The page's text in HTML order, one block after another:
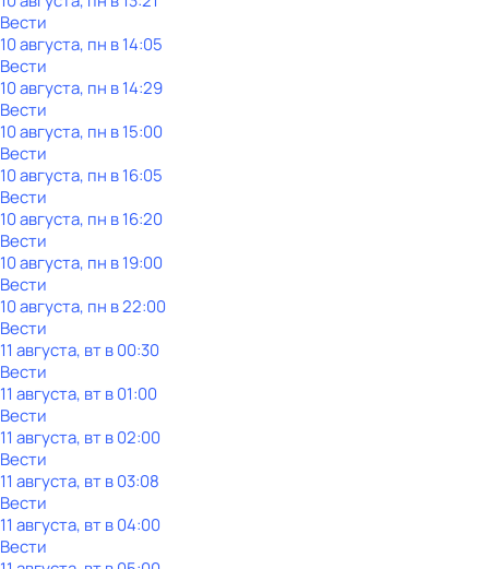
Вести
10 августа, пн в 14:05
Вести
10 августа, пн в 14:29
Вести
10 августа, пн в 15:00
Вести
10 августа, пн в 16:05
Вести
10 августа, пн в 16:20
Вести
10 августа, пн в 19:00
Вести
10 августа, пн в 22:00
Вести
11 августа, вт в 00:30
Вести
11 августа, вт в 01:00
Вести
11 августа, вт в 02:00
Вести
11 августа, вт в 03:08
Вести
11 августа, вт в 04:00
Вести